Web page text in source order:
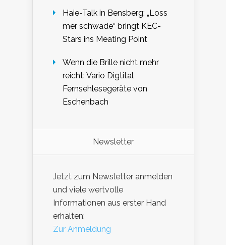
Haie-Talk in Bensberg: „Loss
mer schwade“ bringt KEC-
Stars ins Meating Point
Wenn die Brille nicht mehr
reicht: Vario Digtital
Fernsehlesegeräte von
Eschenbach
Newsletter
Jetzt zum Newsletter anmelden
und viele wertvolle
Informationen aus erster Hand
erhalten:
Zur Anmeldung